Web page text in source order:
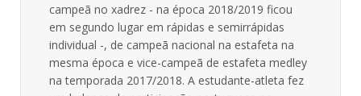
campeã no xadrez - na época 2018/2019 ficou
em segundo lugar em rápidas e semirrápidas
individual -, de campeã nacional na estafeta na
mesma época e vice-campeã de estafeta medley
na temporada 2017/2018. A estudante-atleta fez